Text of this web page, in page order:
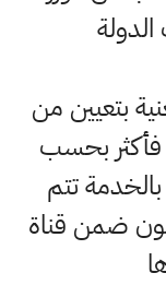
بتعيين من
بحسب
تتم
ضمن قناة